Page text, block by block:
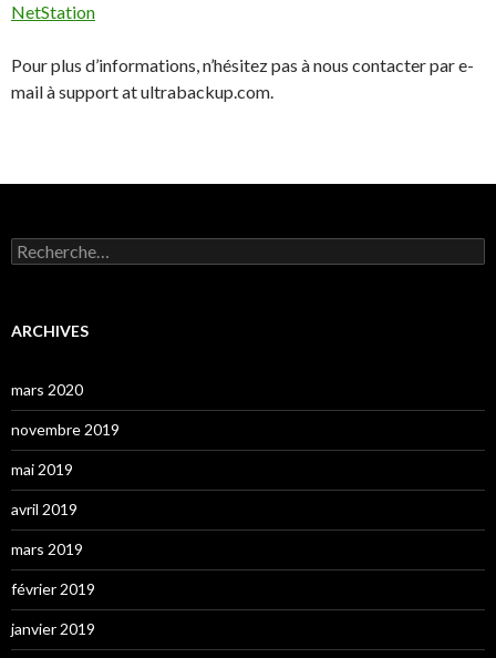
NetStation
Pour plus d’informations, n’hésitez pas à nous contacter par e-
mail à support at ultrabackup.com.
Rechercher :
ARCHIVES
mars 2020
novembre 2019
mai 2019
avril 2019
mars 2019
février 2019
janvier 2019